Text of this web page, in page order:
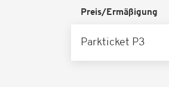
Preis/Ermäßigung
Parkticket P3